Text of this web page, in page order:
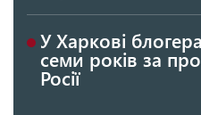
У Харкові
семи років за
Росії